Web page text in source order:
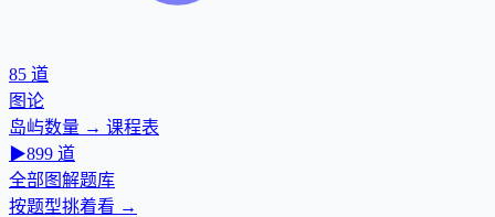
85 道
图论
岛屿数量 → 课程表
▶899 道
全部图解题库
按题型挑着看 →